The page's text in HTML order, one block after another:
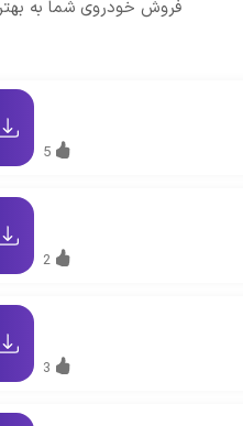
فروش خودروی شما به
5
2
3